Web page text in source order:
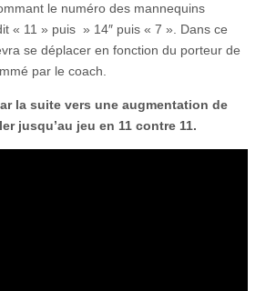
le numéro des mannequins
« 11 » puis » 14″ puis « 7 ». Dans ce
se déplacer en fonction du porteur de
par le coach.
la suite vers une augmentation de
jusqu’au jeu en 11 contre 11.